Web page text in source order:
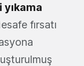
yıkama
fırsatı